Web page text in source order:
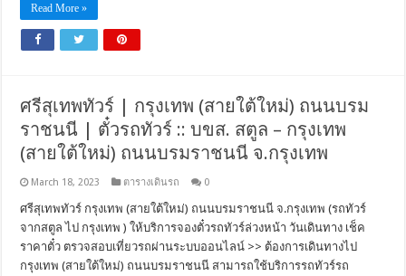
Read More »
ศรีสุเทพทัวร์ | กรุงเทพ (สายใต้ใหม่) ถนนบรม
ราชนนี | ตั๋วรถทัวร์ :: บขส. สตูล – กรุงเทพ
(สายใต้ใหม่) ถนนบรมราชนนี จ.กรุงเทพ
March 18, 2023 ตารางเดินรถ 0
ศรีสุเทพทัวร์ กรุงเทพ (สายใต้ใหม่) ถนนบรมราชนนี จ.กรุงเทพ (รถทัวร์
จากสตูล ไป กรุงเทพ ) ให้บริการจองตั๋วรถทัวร์ล่วงหน้า วันเดินทาง เช็ค
ราคาตั๋ว ตรวจสอบเที่ยวรถผ่านระบบออนไลน์ >> ต้องการเดินทางไป
กรุงเทพ (สายใต้ใหม่) ถนนบรมราชนนี สามารถใช้บริการรถทัวร์รถ